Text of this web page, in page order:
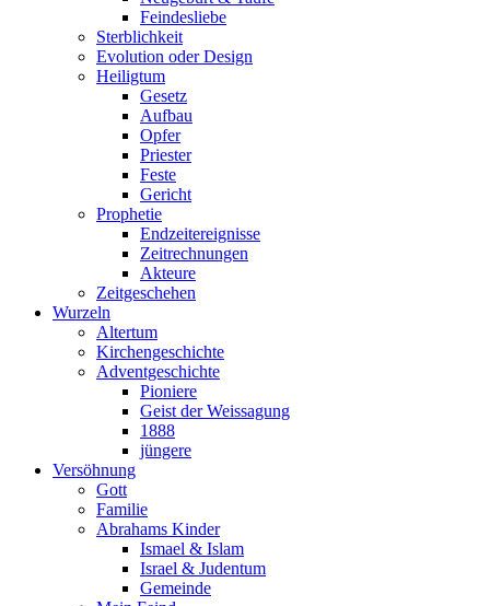
Feindesliebe
Sterblichkeit
Evolution oder Design
Heiligtum
Gesetz
Aufbau
Opfer
Priester
Feste
Gericht
Prophetie
Endzeitereignisse
Zeitrechnungen
Akteure
Zeitgeschehen
Wurzeln
Altertum
Kirchengeschichte
Adventgeschichte
Pioniere
Geist der Weissagung
1888
jüngere
Versöhnung
Gott
Familie
Abrahams Kinder
Ismael & Islam
Israel & Judentum
Gemeinde